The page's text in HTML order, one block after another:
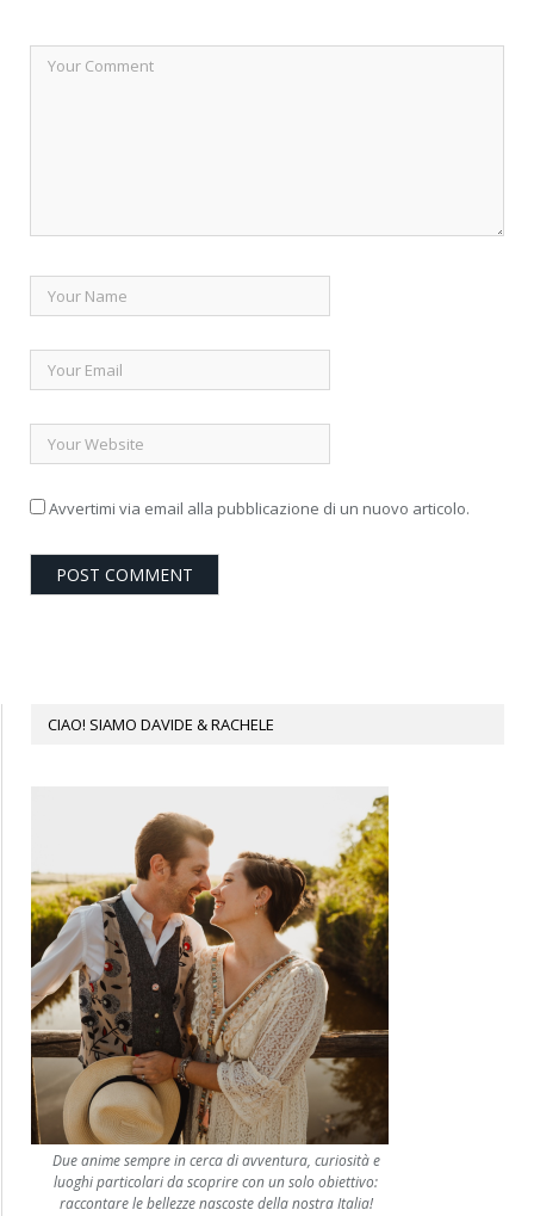
Avvertimi via email alla pubblicazione di un nuovo articolo.
CIAO! SIAMO DAVIDE & RACHELE
Due anime sempre in cerca di avventura, curiosità e
luoghi particolari da scoprire con un solo obiettivo:
raccontare le bellezze nascoste della nostra Italia!